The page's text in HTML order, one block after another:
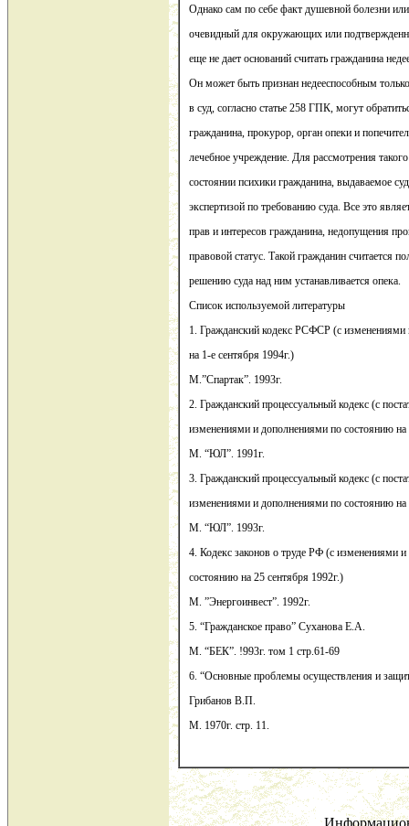
Однако сам по себе факт душевной болезни
очевидный для окружающих или
еще не дает оснований считать гражданина
Он может быть признан недееспособным
в суд, согласно статье 258 ГПК, могут
гражданина, прокурор, орган опеки и
лечебное учреждение. Для рассмотрения
состоянии психики гражданина, выдаваемое
экспертизой по требованию суда. Все это
прав и интересов гражданина, недопущения
правовой статус. Такой гражданин считается
решению суда над ним устанавливается опека.
Список используемой литературы
1. Гражданский кодекс РСФСР (с
на 1-е сентября 1994г.)
М.”Спартак”. 1993г.
2. Гражданский процессуальный кодекс (с
изменениями и дополнениями по состоянию на
М. “ЮЛ”. 1991г.
3. Гражданский процессуальный кодекс (с
изменениями и дополнениями по состоянию на
М. “ЮЛ”. 1993г.
4. Кодекс законов о труде РФ (с изменениями
состоянию на 25 сентября 1992г.)
М. ”Энергоинвест”. 1992г.
5. “Гражданское право” Суханова Е.А.
М. “БЕК”. !993г. том 1 стр.61-69
6. “Основные проблемы осуществления и
Грибанов В.П.
М. 1970г. стр. 11.